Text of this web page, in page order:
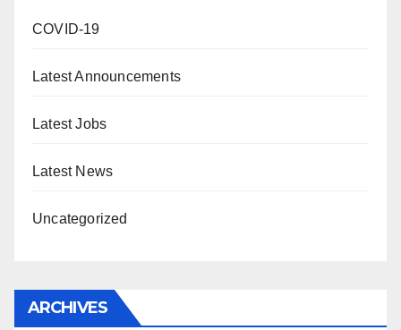
COVID-19
Latest Announcements
Latest Jobs
Latest News
Uncategorized
ARCHIVES